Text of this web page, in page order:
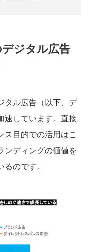
ジタル広告
タル広告（以下、デ
速しています。直接
目的での活用はこ
ンディングの価値を
のです。